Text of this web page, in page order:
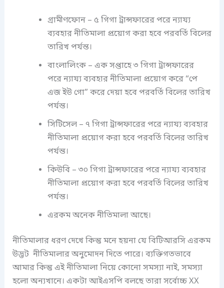
গ্রামীণফোন – ৫ গিগা ট্রান্সফারের পরে ন্যায্য
ব্যবহার নীতিমালা প্রয়োগ করা হবে পরবর্তি বিলের
তারিখ পর্যন্ত।
বাংলালিংক – এক সপ্তাহে ৩ গিগা ট্রান্সফারের
পরে ন্যায্য ব্যবহার নীতিমালা প্রয়োগ করে “পে
এজ ইউ গো” করে দেয়া হবে পরবর্তি বিলের তারিখ
পর্যন্ত।
সিটিসেল – ৭ গিগা ট্রান্সফারের পরে ন্যায্য ব্যবহার
নীতিমালা প্রয়োগ করা হবে পরবর্তি বিলের তারিখ
পর্যন্ত।
কিউবি – ৩০ গিগা ট্রান্সফারের পরে ন্যায্য ব্যবহার
নীতিমালা প্রয়োগ করা হবে পরবর্তি বিলের তারিখ
পর্যন্ত।
এরকম অনেক নীতিমালা আছে।
নীতিমালার ধরণ দেখে কিন্তু মনে হয়না যে বিটিআরসি এরকম
উদ্ভট নীতিমালার অনুমোদন দিতে পারে। ব্যক্তিগতভাবে
আমার কিন্তু এই নীতিমালা নিয়ে কোনো সমস্যা নাই, সমস্যা
হলো অন্যখানে। একটা আইএসপি বলছে তারা সর্বোচ্চ XX